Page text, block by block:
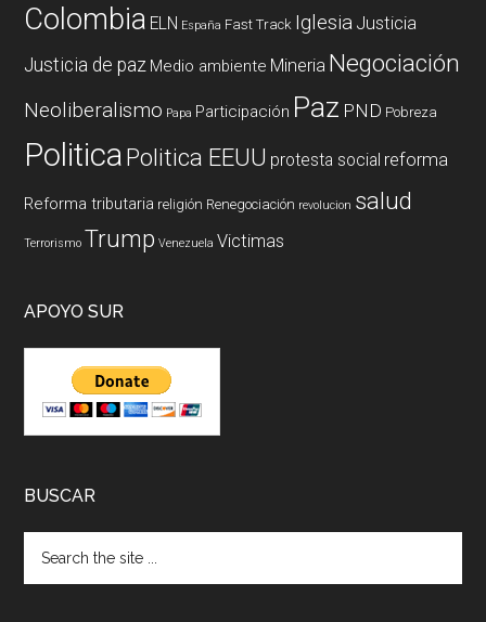
Colombia ELN España Fast Track Iglesia Justicia
Justicia de paz Medio ambiente Mineria Negociación
Neoliberalismo Papa Participación Paz PND Pobreza
PoliticaPolitica EEUU protesta social reforma
Reforma tributaria religión Renegociación revolucion salud
Terrorismo Trump Venezuela Victimas
APOYO SUR
BUSCAR